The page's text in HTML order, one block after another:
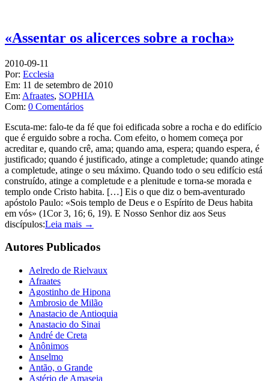
«Assentar os alicerces sobre a rocha»
2010-09-11
Por: Ecclesia
Em: 11 de setembro de 2010
Em: Afraates, SOPHIA
Com: 0 Comentários
Escuta-me: falo-te da fé que foi edificada sobre a rocha e do edifício
que é erguido sobre a rocha. Com efeito, o homem começa por
acreditar e, quando crê, ama; quando ama, espera; quando espera, é
justificado; quando é justificado, atinge a completude; quando atinge
a completude, atinge o seu máximo. Quando todo o seu edifício está
construído, atinge a completude e a plenitude e torna-se morada e
templo onde Cristo habita. […] Eis o que diz o bem-aventurado
apóstolo Paulo: «Sois templo de Deus e o Espírito de Deus habita
em vós» (1Cor 3, 16; 6, 19). E Nosso Senhor diz aos Seus
discípulos:Leia mais →
Autores Publicados
Aelredo de Rielvaux
Afraates
Agostinho de Hipona
Ambrosio de Milão
Anastacio de Antioquia
Anastacio do Sinai
André de Creta
Anônimos
Anselmo
Antão, o Grande
Astério de Amaseia